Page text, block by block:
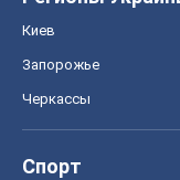
Киев
Запорожье
Черкассы
Спорт